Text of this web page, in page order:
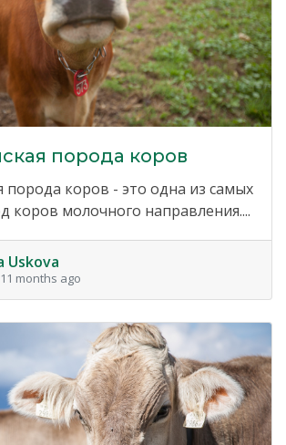
порода коров
порода коров - это одна из самых
коров молочного направления....
Uskova
months ago